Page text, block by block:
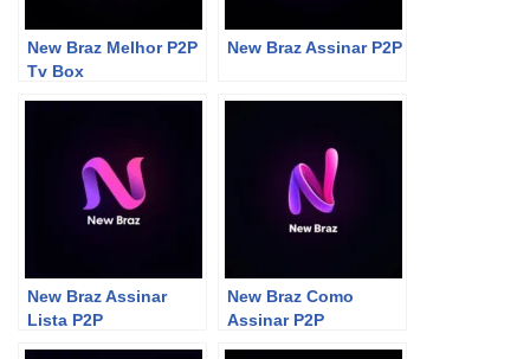
New Braz Melhor P2P
Tv Box
New Braz Assinar P2P
New Braz Assinar
Lista P2P
New Braz Como
Assinar P2P